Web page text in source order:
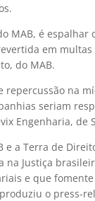
MAB, é
em
do MAB.
na
seriam
Engenharia, de
e a Terra de
Justiça
e que
o press-